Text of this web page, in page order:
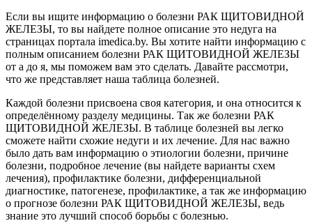
Если вы ищите информацию о болезни РАК ЩИТОВИДНОЙ
ЖЕЛЕЗЫ, то вы найдете полное описание это недуга на
страницах портала imedica.by. Вы хотите найти информацию с
полным описанием болезни РАК ЩИТОВИДНОЙ ЖЕЛЕЗЫ
от а до я, мы поможем вам это сделать. Давайте рассмотри,
что же представляет наша таблица болезней.
Каждой болезни присвоена своя категория, и она относится к
определённому разделу медицины. Так же болезни РАК
ЩИТОВИДНОЙ ЖЕЛЕЗЫ. В таблице болезней вы легко
сможете найти схожие недуги и их лечение. Для нас важно
было дать вам информацию о этиологии болезни, причине
болезни, подробное лечение (вы найдете варианты схем
лечения), профилактике болезни, дифференциальной
диагностике, патогенезе, профилактике, а так же информацию
о прогнозе болезни РАК ЩИТОВИДНОЙ ЖЕЛЕЗЫ, ведь
знание это лучший способ борьбы с болезнью.